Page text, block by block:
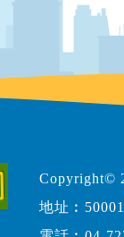
Copyright©
地址